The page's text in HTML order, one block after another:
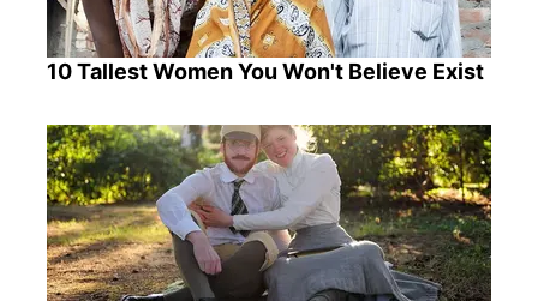
10 Tallest Women You Won't Believe Exist